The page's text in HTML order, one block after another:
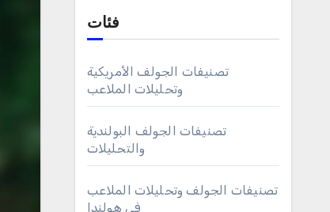
فئات
تصنيفات الجولف الأمريكية
وتحليلات الملاعب
تصنيفات الجولف البولندية
والتحليلات
تصنيفات الجولف وتحليلات الملاعب
في هولندا